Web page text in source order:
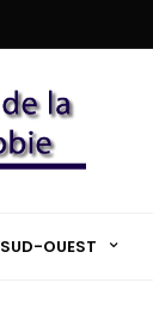
SUD-OUEST